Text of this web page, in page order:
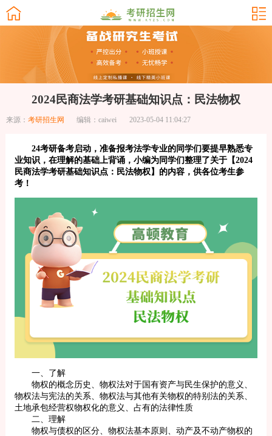
2024民商法学考研基础知识点：民法物权
来源： 考研招生网 编辑：caiwei 2023-05-04 11:04:27
24考研备考启动，准备报考法学专业的同学们要提早熟悉专
业知识，在理解的基础上背诵，小编为同学们整理了关于【2024
民商法学考研基础知识点：民法物权】的内容，供各位考生参
考！
一、了解
物权的概念历史、物权法对于国有资产与民生保护的意义、
物权法与宪法的关系、物权法与其他有关物权的特别法的关系、
土地承包经营权物权化的意义、占有的法律性质
二、理解
物权与债权的区分、物权法基本原则、动产及不动产物权的